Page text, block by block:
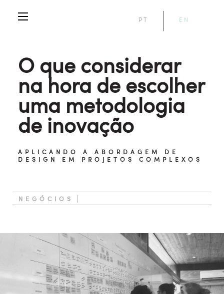
PT EN
O que considerar
na hora de escolher
uma metodologia
de inovação
APLICANDO A ABORDAGEM DE
DESIGN EM PROJETOS COMPLEXOS
NEGÓCIOS